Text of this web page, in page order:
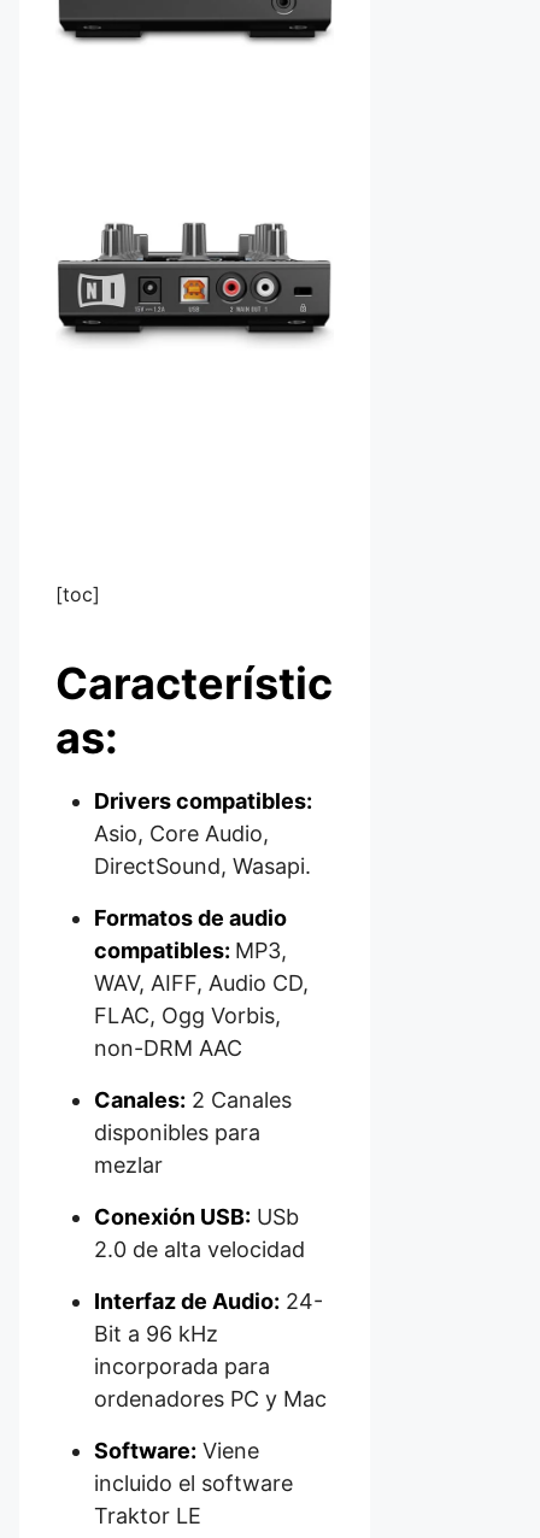
[toc]
Característic
as:
Drivers compatibles:
Asio, Core Audio,
DirectSound, Wasapi.
Formatos de audio
compatibles: MP3,
WAV, AIFF, Audio CD,
FLAC, Ogg Vorbis,
non-DRM AAC
Canales: 2 Canales
disponibles para
mezlar
Conexión USB: USb
2.0 de alta velocidad
Interfaz de Audio: 24-
Bit a 96 kHz
incorporada para
ordenadores PC y Mac
Software: Viene
incluido el software
Traktor LE